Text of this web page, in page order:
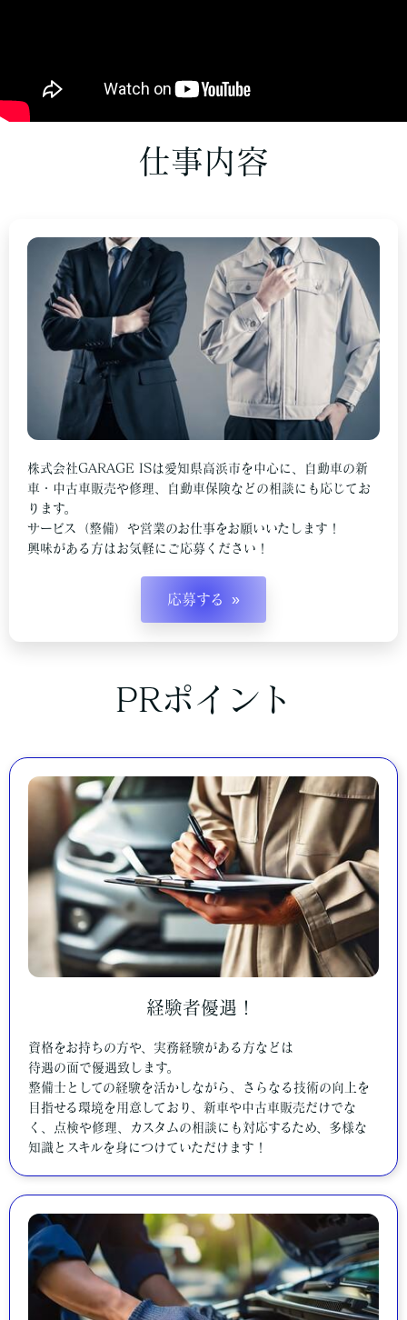
仕事内容
株式会社GARAGE ISは愛知県高浜市を中心に、自動車の新
車・中古車販売や修理、自動車保険などの相談にも応じてお
ります。
サービス（整備）や営業のお仕事をお願いいたします！
興味がある方はお気軽にご応募ください！
応募する
PRポイント
経験者優遇！
資格をお持ちの方や、実務経験がある方などは
待遇の面で優遇致します。
整備士としての経験を活かしながら、さらなる技術の向上を
目指せる環境を用意しており、新車や中古車販売だけでな
く、点検や修理、カスタムの相談にも対応するため、多様な
知識とスキルを身につけていただけます！